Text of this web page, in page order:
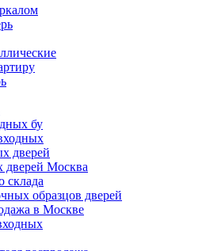
бу
дверей
дверей Москва
склада
образцов дверей
в Москве